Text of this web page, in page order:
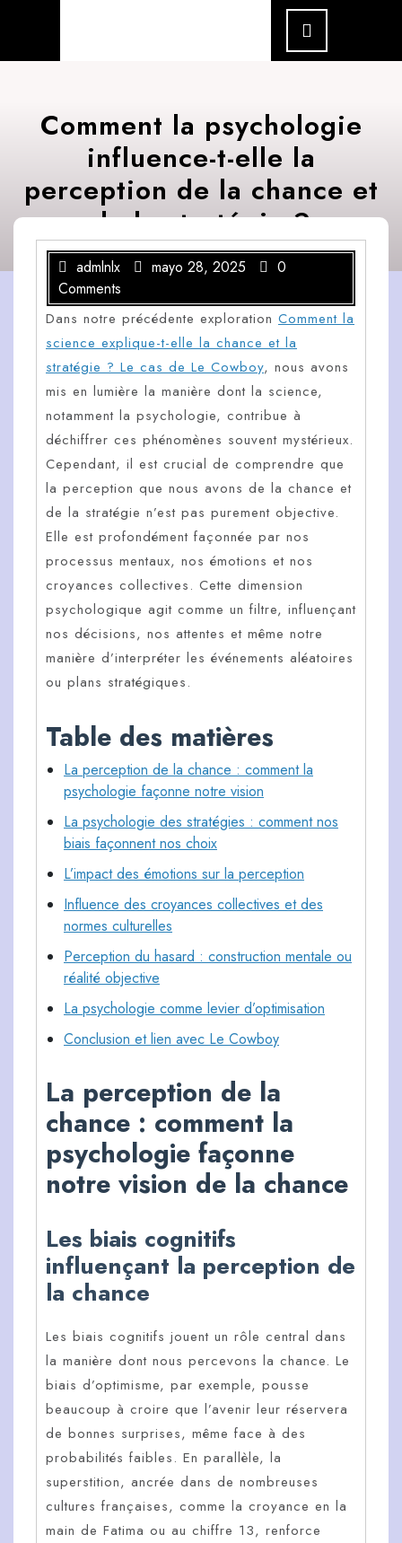
Open
Comment la psychologie
influence-t-elle la
perception de la chance et
de la stratégie ?
admlnlx mayo 28, 2025
0
Comments
Dans notre précédente exploration Comment la
science explique-t-elle la chance et la
stratégie ? Le cas de Le Cowboy, nous avons
mis en lumière la manière dont la science,
notamment la psychologie, contribue à
déchiffrer ces phénomènes souvent mystérieux.
Cependant, il est crucial de comprendre que
la perception que nous avons de la chance et
de la stratégie n’est pas purement objective.
Elle est profondément façonnée par nos
processus mentaux, nos émotions et nos
croyances collectives. Cette dimension
psychologique agit comme un filtre, influençant
nos décisions, nos attentes et même notre
manière d’interpréter les événements aléatoires
ou plans stratégiques.
Table des matières
La perception de la chance : comment la
psychologie façonne notre vision
La psychologie des stratégies : comment nos
biais façonnent nos choix
L’impact des émotions sur la perception
Influence des croyances collectives et des
normes culturelles
Perception du hasard : construction mentale ou
réalité objective
La psychologie comme levier d’optimisation
Conclusion et lien avec Le Cowboy
La perception de la
chance : comment la
psychologie façonne
notre vision de la chance
Les biais cognitifs
influençant la perception de
la chance
Les biais cognitifs jouent un rôle central dans
la manière dont nous percevons la chance. Le
biais d’optimisme, par exemple, pousse
beaucoup à croire que l’avenir leur réservera
de bonnes surprises, même face à des
probabilités faibles. En parallèle, la
superstition, ancrée dans de nombreuses
cultures françaises, comme la croyance en la
main de Fatima ou au chiffre 13, renforce